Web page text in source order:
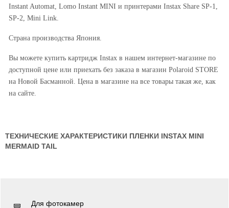
Instant Automat, Lomo Instant MINI и принтерами Instax Share SP-1,
SP-2, Mini Link.
Страна производства Япония.
Вы можете купить картридж Instax в нашем интернет-магазине по
доступной цене или приехать без заказа в магазин Polaroid STORE
на Новой Басманной. Цена в магазине на все товары такая же, как
на сайте.
ТЕХНИЧЕСКИЕ ХАРАКТЕРИСТИКИ ПЛЕНКИ INSTAX MINI
MERMAID TAIL
Для фотокамер